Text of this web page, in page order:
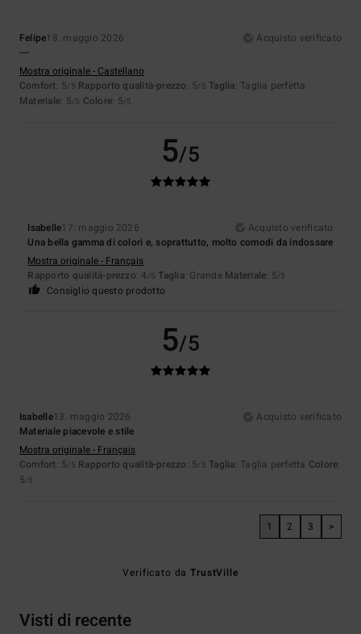
Felipe18. maggio 2026
Acquisto verificato
---
Mostra originale - Castellano
Comfort: 5/5 Rapporto qualità-prezzo: 5/5 Taglia: Taglia perfetta
Materiale: 5/5 Colore: 5/5
5/5
Isabelle17. maggio 2026
Acquisto verificato
Una bella gamma di colori e, soprattutto, molto comodi da indossare
Mostra originale - Français
Rapporto qualità-prezzo: 4 /5 Taglia: Grande Materiale: 5/5
Consiglio questo prodotto
5/5
Isabelle13. maggio 2026
Acquisto verificato
Materiale piacevole e stile
Mostra originale - Français
Comfort: 5/5 Rapporto qualità-prezzo: 5/5 Taglia: Taglia perfetta Colore:
5/5
1 2 3 >
Verificato daTrustVille
Visti di recente